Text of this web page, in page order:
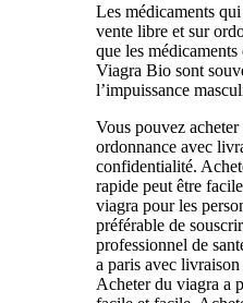
Les médicaments
vente libre et sur
que les
Viagra Bio sont
l’impuissance
Vous pouvez
ordonnance avec
confidentialité.
rapide peut être
viagra pour les
préférable de
professionnel de
a paris avec
Acheter du viagra a